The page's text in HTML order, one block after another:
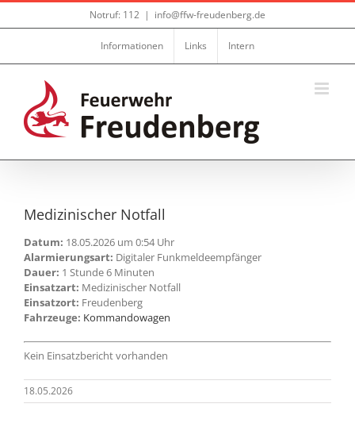
Zum
Notruf: 112 | info@ffw-freudenberg.de
Informationen Links Intern
Medizinischer Notfall
Datum: 18.05.2026 um 0:54 Uhr
Alarmierungsart: Digitaler Funkmeldeempfänger
Dauer: 1 Stunde 6 Minuten
Einsatzart: Medizinischer Notfall
Einsatzort: Freudenberg
Fahrzeuge: Kommandowagen
Kein Einsatzbericht vorhanden
18.05.2026